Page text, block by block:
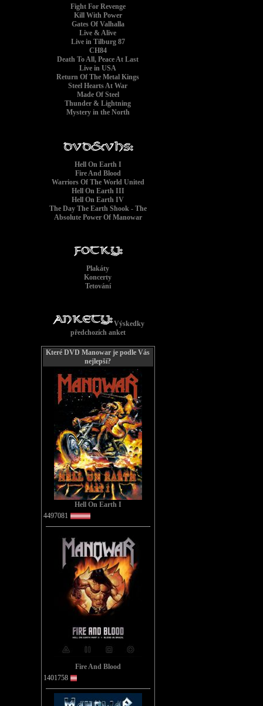
Fight For Revenge
Kill With Power
Gates Of Valhalla
Live & Alive
Live in Tilburg 87
CH84
Death To All, Peace At Last
Live in USA
Return Of The Metal Kings
Steel Hearts At War
Made Of Steel
Thunder & Lightning
Mystery in the North
Hell On Earth I
Fire And Blood
Warriors Of The World United
Hell On Earth III
Hell On Earth IV
The Day The Earth Shook - The
Absolute Power Of Manowar
Plakáty
Koncerty
Tetování
Výskedky
předchozích anket
Které DVD Manowar je podle Vás
nejlepší?
Hell On Earth I
4497081
Fire And Blood
1401758